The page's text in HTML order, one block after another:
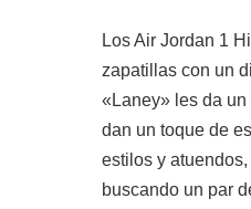
Los Air Jordan 1
zapatillas con un
«Laney» les da
dan un toque de
estilos y
buscando un par